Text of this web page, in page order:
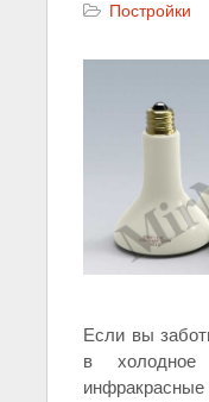
Постройки
Если вы
в